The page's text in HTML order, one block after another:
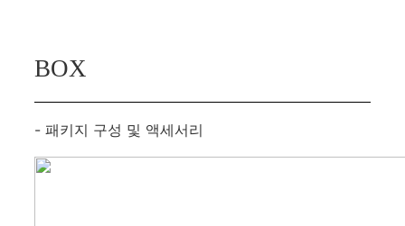
BOX
- 패키지 구성 및 액세서리